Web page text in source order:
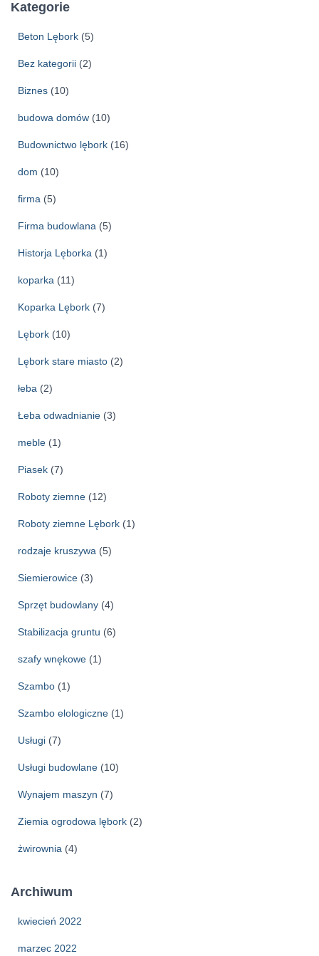
h
Kategorie
Beton Lębork (5)
Bez kategorii (2)
Biznes (10)
budowa domów (10)
Budownictwo lębork (16)
dom (10)
firma (5)
Firma budowlana (5)
Historja Lęborka (1)
koparka (11)
Koparka Lębork (7)
Lębork (10)
Lębork stare miasto (2)
łeba (2)
Łeba odwadnianie (3)
meble (1)
Piasek (7)
Roboty ziemne (12)
Roboty ziemne Lębork (1)
rodzaje kruszywa (5)
Siemierowice (3)
Sprzęt budowlany (4)
Stabilizacja gruntu (6)
szafy wnękowe (1)
Szambo (1)
Szambo elologiczne (1)
Usługi (7)
Usługi budowlane (10)
Wynajem maszyn (7)
Ziemia ogrodowa lębork (2)
żwirownia (4)
Archiwum
kwiecień 2022
marzec 2022